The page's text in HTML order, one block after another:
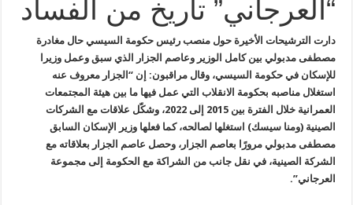
“العرجاني” تاريخ من الفساد
دارت الترشيحات الأخيرة حول منصب رئيس حكومة السيسي حال مغادرة
مصطفى مدبولي بين كامل الوزير وعاصم الجزار الذي سبق وعمل وزيرا
للإسكان في حكومة السيسي، وقال مراقبون: إن “الجزار معروف عنه
استغلال مناصبه بحكومة الانقلاب التي عمل فيها ما بين هيئة المجتمعات
العمرانية خلال الفترة بين 2015 إلى 2022، وشكّل علاقات مع الشركات
الصينية (ومنا سيسك) استغلها لصالحه، كما فعلها وزير الإسكان السابق
مصطفى مدبولي مرورًا بعاصم الجزار، وحصل عاصم الجزار بعلاقاته مع
الشركة الصينية، في نقل جانب من الشراكة مع الحكومة إلى مجموعة
العرجاني”.